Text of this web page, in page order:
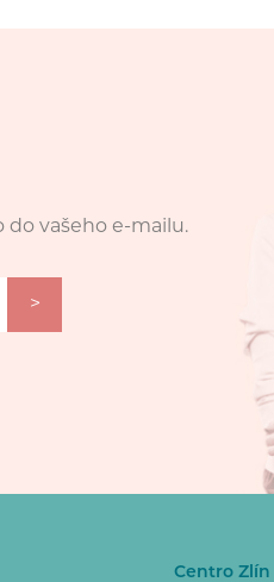
do vašeho e-mailu.
>
Centro Zlín